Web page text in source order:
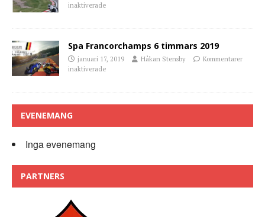
inaktiverade
Spa Francorchamps 6 timmars 2019
januari 17, 2019 Håkan Stensby
Kommentarer
inaktiverade
EVENEMANG
Inga evenemang
PARTNERS